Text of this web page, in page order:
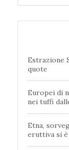
Estrazione
quote
Europei di
nei tuffi
Etna,
eruttiva si è